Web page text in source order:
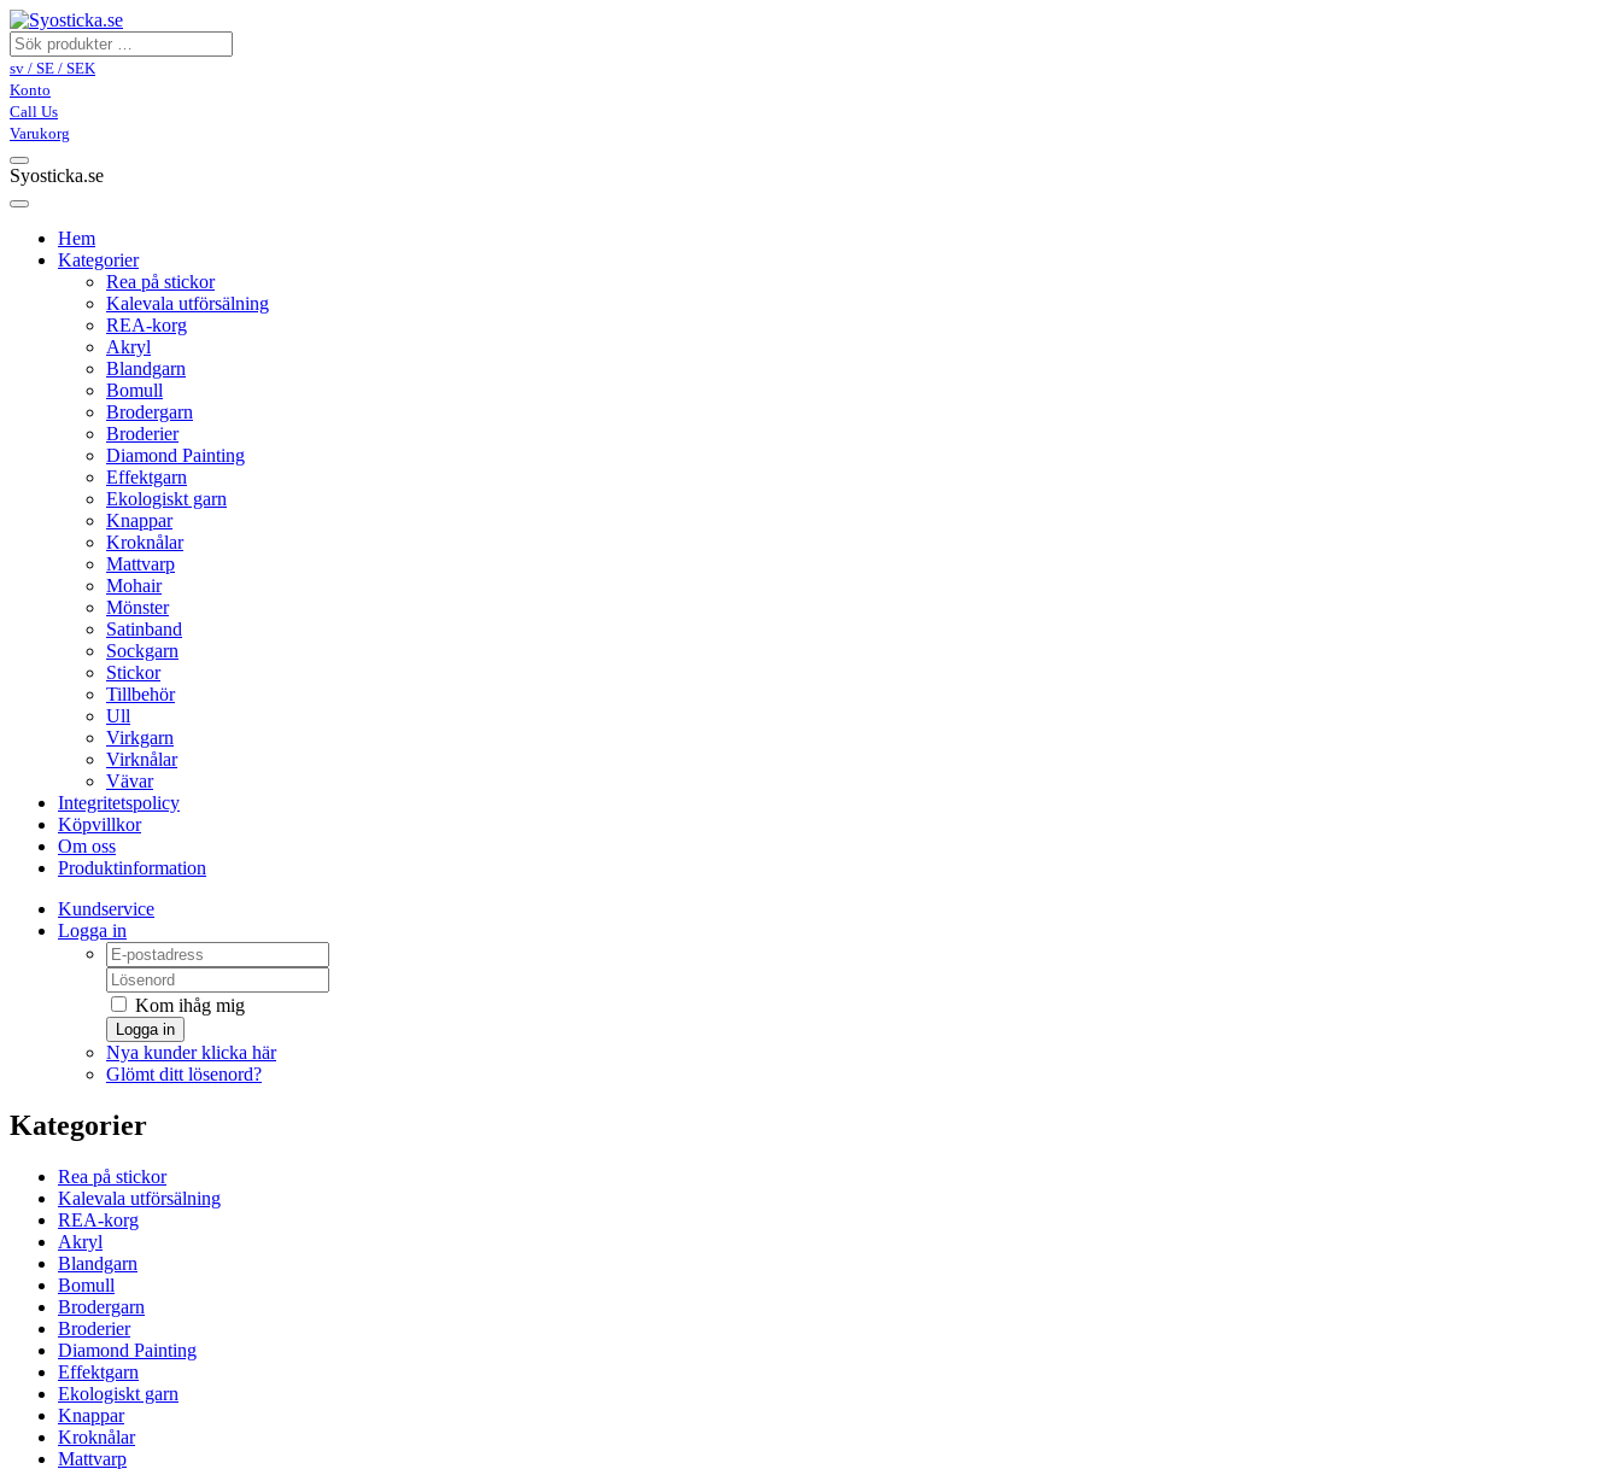
sv / SE / SEK
Konto
Call Us
Varukorg
Syosticka.se
Hem
Kategorier
Rea på stickor
Kalevala utförsälning
REA-korg
Akryl
Blandgarn
Bomull
Brodergarn
Broderier
Diamond Painting
Effektgarn
Ekologiskt garn
Knappar
Kroknålar
Mattvarp
Mohair
Mönster
Satinband
Sockgarn
Stickor
Tillbehör
Ull
Virkgarn
Virknålar
Vävar
Integritetspolicy
Köpvillkor
Om oss
Produktinformation
Kundservice
Logga in
Kom ihåg mig
Logga in
Nya kunder klicka här
Glömt ditt lösenord?
Kategorier
Rea på stickor
Kalevala utförsälning
REA-korg
Akryl
Blandgarn
Bomull
Brodergarn
Broderier
Diamond Painting
Effektgarn
Ekologiskt garn
Knappar
Kroknålar
Mattvarp